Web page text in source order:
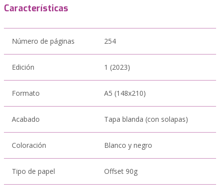
Características
Número de páginas 254
Edición 1 (2023)
Formato A5 (148x210)
Acabado Tapa blanda (con solapas)
Coloración Blanco y negro
Tipo de papel Offset 90g